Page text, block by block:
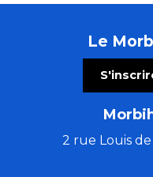
Le
2 rue Louis